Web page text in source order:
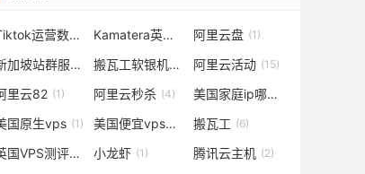
Tiktok运营数据好，双isp家宽住宅美国原生IP (1)
Kamatera英国原生ip (1)
阿里云盘 (1)
新加坡站群服务器 (1) 搬瓦工软银机房 (4)
阿里云活动 (15)
里云82 (1) 阿里云秒杀 (4) 美国家庭ip哪里有
国原生vps (1) 美国便宜vps(3) 搬瓦工 (6)
英国VPS测评
(2) 小龙虾 (1) 腾讯云主机 (2)